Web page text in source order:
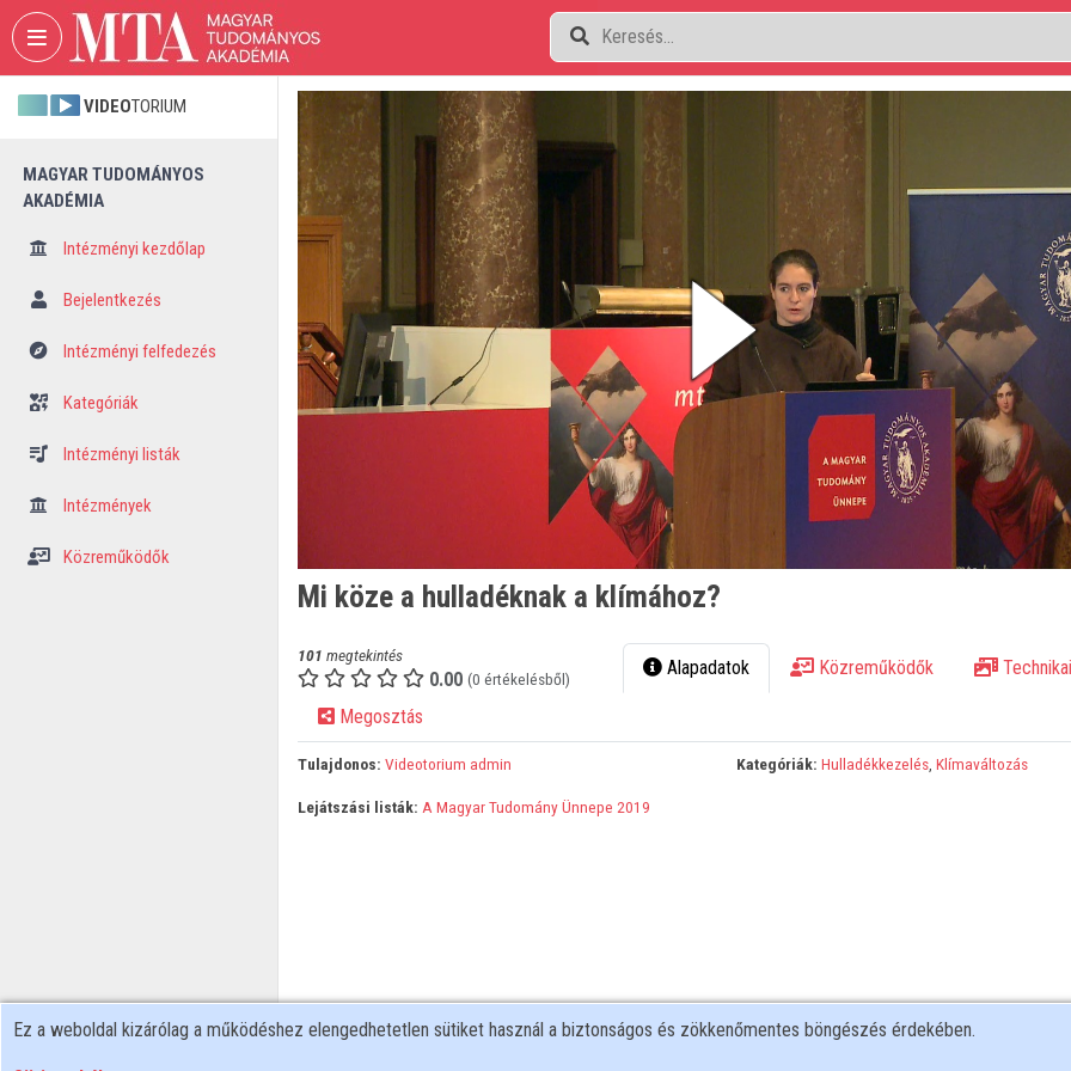
Fejléc kihagyása Menü kihagyása Tartalom kihagyása
VIDEOTORIUM
MAGYAR TUDOMÁNYOS
AKADÉMIA
Intézményi kezdőlap
Bejelentkezés
Intézményi felfedezés
Kategóriák
Intézményi listák
Intézmények
Közreműködők
Mi köze a hulladéknak a klímához?
101 megtekintés
0.00 (0 értékelésből) Alapadatok Közreműködők
Megosztás
Tulajdonos: Videotorium admin Kategóriák: Hulladékkezelés,Klímaváltozás
Lejátszási listák: A Magyar Tudomány Ünnepe 2019
Ez a weboldal kizárólag a működéshez elengedhetetlen sütiket használ a biztonságos és zökkenőmentes böngészés érdekében.